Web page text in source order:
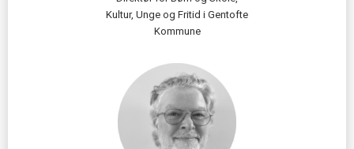
Kultur, Unge og Fritid i Gentofte
Kommune